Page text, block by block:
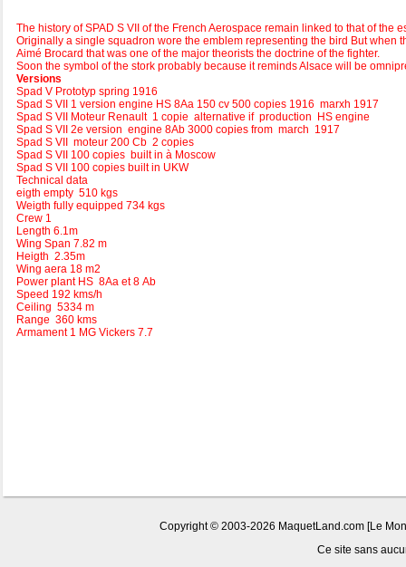
The history of SPAD S VII of the French Aerospace remain linked to that of the
Originally a single squadron wore the emblem representing the bird But when
Aimé Brocard that was one of the major theorists the doctrine of the fighter.
Soon the symbol of the stork probably because it reminds Alsace will be
Versions
Spad V Prototyp spring 1916
Spad S VII 1 version engine HS 8Aa 150 cv 500 copies 1916 marxh 1917
Spad S VII Moteur Renault 1 copie alternative if production HS engine
Spad S VII 2e version engine 8Ab 3000 copies from march 1917
Spad S VII moteur 200 Cb 2 copies
Spad S VII 100 copies built in à Moscow
Spad S VII 100 copies built in UKW
Technical data
eigth empty 510 kgs
Weigth fully equipped 734 kgs
Crew 1
Length 6.1m
Wing Span 7.82 m
Heigth 2.35m
Wing aera 18 m2
Power plant HS 8Aa et 8 Ab
Speed 192 kms/h
Ceiling 5334 m
Range 360 kms
Armament 1 MG Vickers 7.7
Copyright © 2003-2026 MaquetLand.com [Le
Ce site sans